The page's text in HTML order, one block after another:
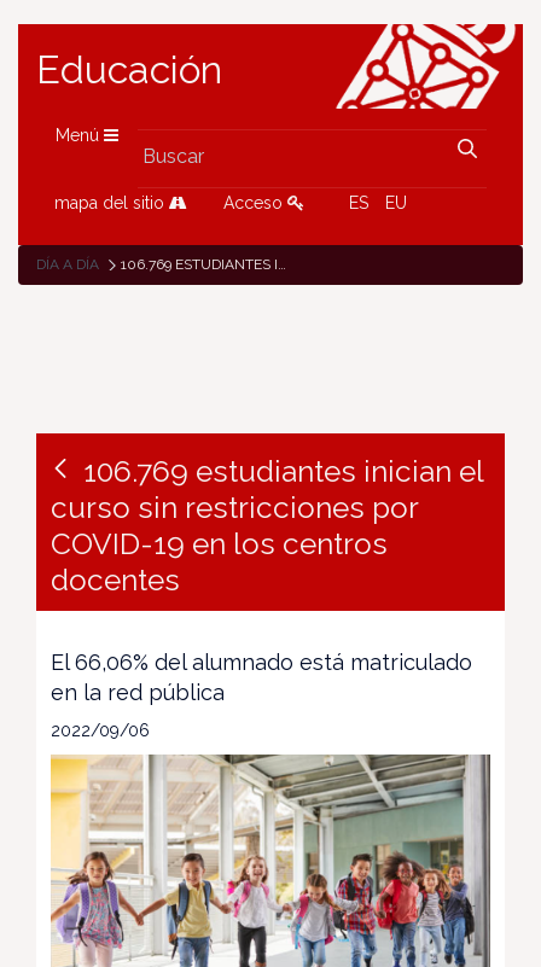
Educación
Menú
mapa del sitio Acceso ES EU
DÍA A DÍA 106.769 ESTUDIANTES INICIAN EL CURSO SIN RESTRICCIONES POR COVID-19 EN LOS CENTROS DOCENTES
106.769 estudiantes inician el
curso sin restricciones por
COVID-19 en los centros
docentes
El 66,06% del alumnado está matriculado
en la red pública
2022/09/06